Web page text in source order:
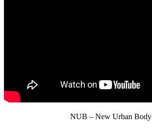
NUB – New Urban Body